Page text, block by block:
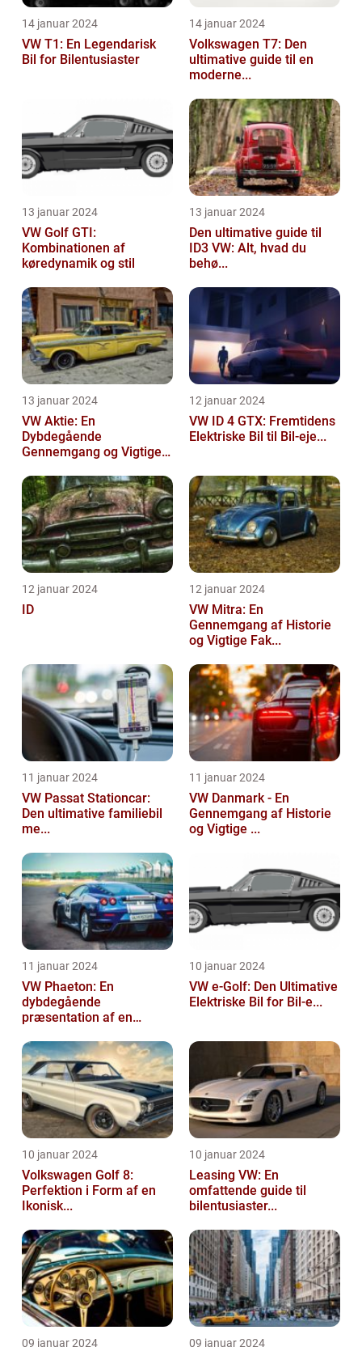
14 januar 2024
VW T1: En Legendarisk
Bil for Bilentusiaster
14 januar 2024
Volkswagen T7: Den
ultimative guide til en
moderne...
13 januar 2024
VW Golf GTI:
Kombinationen af
køredynamik og stil
13 januar 2024
Den ultimative guide til
ID3 VW: Alt, hvad du
behø...
13 januar 2024
VW Aktie: En
Dybdegående
Gennemgang og Vigtige
12 januar 2024
VW ID 4 GTX: Fremtidens
Elektriske Bil til Bil-eje...
12 januar 2024
ID
12 januar 2024
VW Mitra: En
Gennemgang af Historie
og Vigtige Fak...
11 januar 2024
VW Passat Stationcar:
Den ultimative familiebil
me...
11 januar 2024
VW Danmark - En
Gennemgang af Historie
og Vigtige ...
11 januar 2024
VW Phaeton: En
dybdegående
præsentation af en
10 januar 2024
VW e-Golf: Den Ultimative
Elektriske Bil for Bil-e...
10 januar 2024
Volkswagen Golf 8:
Perfektion i Form af en
Ikonisk...
10 januar 2024
Leasing VW: En
omfattende guide til
bilentusiaster...
09 januar 2024 09 januar 2024